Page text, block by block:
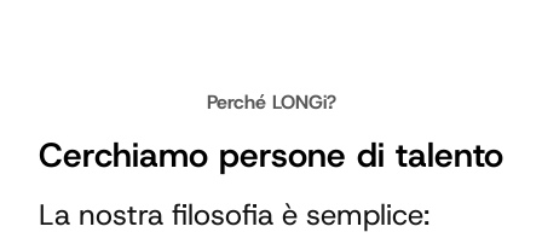
Perché LONGi?
Cerchiamo persone di talento
La nostra filosofia è semplice: